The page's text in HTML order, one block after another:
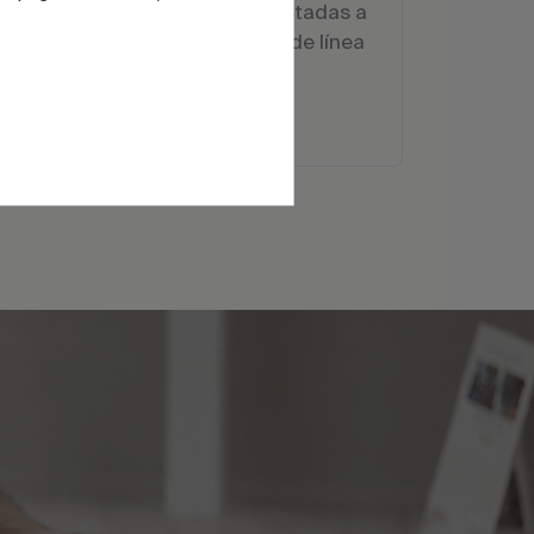
Formulaciones ajustadas a
parámetros reales de línea